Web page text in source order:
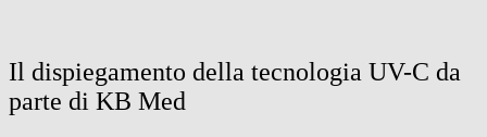
Il dispiegamento della tecnologia UV-C da
parte di KB Med